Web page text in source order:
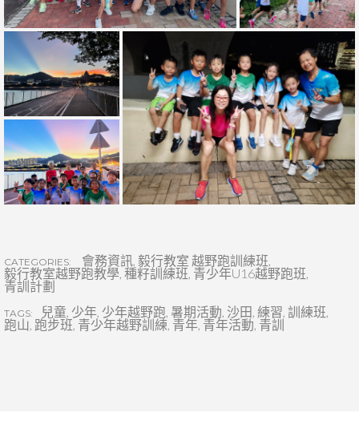
CATEGORIES: 會務資訊 毅行教室 越野跑訓練班
毅行教室越野跑教學 種籽訓練班 青少年U16越野跑班
青訓計劃
TAGS: 兒童 少年 少年越野跑 暑期活動 沙田 練習 訓練班
跑山 跑步班 青少年越野訓練 青年 青年活動 青訓